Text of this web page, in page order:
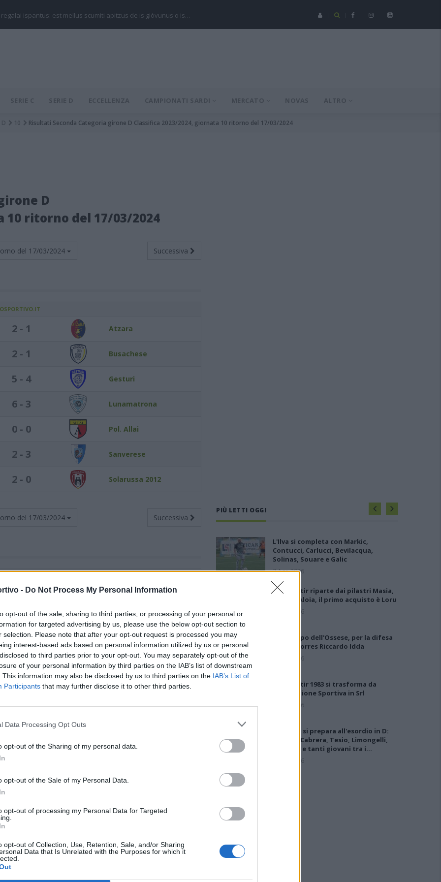
- Do Not Process My Personal Information
opt-out of the sale, sharing to third parties, or processing of your personal or
for targeted advertising by us, please use the below opt-out section to
selection. Please note that after your opt-out request is processed you may
interest-based ads based on personal information utilized by us or personal
to third parties prior to your opt-out. You may separately opt-out of the
of your personal information by third parties on the IAB’s list of downstream
This information may also be disclosed by us to third parties on the IAB’s List of
Participants that may further disclose it to other third parties.
Data Processing Opt Outs
opt-out of the Sharing of my personal data.
opt-out of the Sale of my Personal Data.
opt-out of processing my Personal Data for Targeted
opt-out of Collection, Use, Retention, Sale, and/or Sharing
Data that Is Unrelated with the Purposes for which it
regalai ispantus: est mellus scumiti apitzus de is giòvunus o is… Serie C - Coppa Italia: Spezia-Torres posticipata a domenica 16
SERIE C SERIE D ECCELLENZA CAMPIONATI SARDI MERCATO NOVAS ALTRO
D 10 Risultati Seconda Categoria girone D Classifica 2023/2024, giornata 10 ritorno del 17/03/2024
D
10 ritorno del 17/03/2024
del 17/03/2024 Successiva
2 - 1 Atzara
2 - 1 Busachese
5 - 4 Gesturi
6 - 3 Lunamatrona
0 - 0 Pol. Allai
2 - 3 Sanverese
2 - 0 Solarussa 2012
del 17/03/2024 Successiva
G V N P F S V N P F S V N P
17 3 3 66 27 10 0 1 37 8 7 3 2 29 19
23 12 7 4 30 20 9 2 1 18 7 3 5 3 12 13
11 7 5 40 28 8 4 0 27 9 3 3 5 13 19
11 6 6 39 24 7 3 1 27 11 4 3 5 12 13
23
7 8 8 40 42 6 5 1 22 17 1 3 7
12 44 54 2 5 27 24 7 17
PIÙ LETTI OGGI
L'Ilva si completa con Markic,
Contucci, Carlucci, Bevilacqua,
Solinas, Souare e Galic
7 Ago 2026
Il Monastir riparte dai pilastri Masia,
Pinna e Aloia, il primo acquisto è Loru
7 Ago 2026
Gran colpo dell'Ossese, per la difesa
c'è l'ex Torres Riccardo Idda
7 Ago 2026
Il Monastir 1983 si trasforma da
Associazione Sportiva in Srl
7 Ago 2026
L'Ossese si prepara all'esordio in D:
Forzati, Cabrera, Tesio, Limongelli,
Bolzicco e tanti giovani tra i…
7 Ago 2026